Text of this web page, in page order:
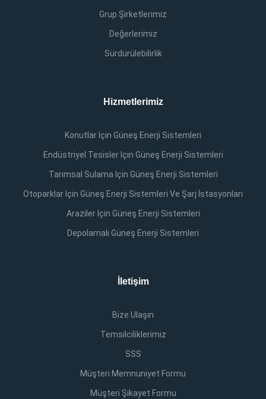
Grup Şirketlerimiz
Değerlerimiz
Sürdürülebilirlik
Hizmetlerimiz
Konutlar Için Güneş Enerji Sistemleri
Endüstriyel Tesisler Için Güneş Enerji Sistemleri
Tarımsal Sulama Için Güneş Enerji Sistemleri
Otoparklar Için Güneş Enerji Sistemleri Ve Şarj İstasyonları
Araziler Için Güneş Enerji Sistemleri
Depolamalı Güneş Enerji Sistemleri
İletişim
Bize Ulaşın
Temsilciliklerimiz
SSS
Müşteri Memnuniyet Formu
Müşteri Şikayet Formu